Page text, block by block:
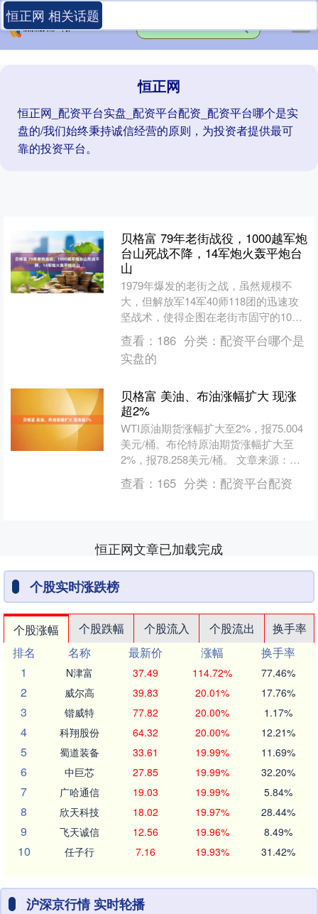
恒正网
恒正网_配资平台实盘_配资平台配资_配资平台哪个是实
盘的/我们始终秉持诚信经营的原则，为投资者提供最可
靠的投资平台。
恒正网 相关话题
贝格富 79年老街战役，1000越军炮
台山死战不降，14军炮火轰平炮台
山
1979年爆发的老街之战，虽然规模不
大，但解放军14军40师118团的迅速攻
坚战术，使得企图在老街市固守的1000
余名越军几乎全军覆没，这场战斗最终
成为越南军队....
查看： 186 分类： 配资平台哪个是
实盘的
贝格富 美油、布油涨幅扩大 现涨
超2%
WTI原油期货涨幅扩大至2%，报75.004
美元/桶。布伦特原油期货涨幅扩大至
2%，报78.258美元/桶。 文章来源：东
方财富Choice数据 责任编辑：98....
查看： 165 分类： 配资平台配资
恒正网文章已加载完成
个股实时涨跌榜
个股涨幅 个股跌幅 个股流入 个股流出
换手率
排名
名称 最新价 涨幅
换手率
1
N津富 37.49 114.72% 77.46%
2 威尔高 39.83 20.01% 17.76%
3 锴威特 77.82 20.00% 1.17%
4 科翔股份 64.32 20.00% 12.21%
5 蜀道装备 33.61 19.99% 11.69%
6 中巨芯 27.85 19.99% 32.20%
7 广哈通信 19.03 19.99% 5.84%
8 欣天科技 18.02 19.97% 28.44%
9 飞天诚信 12.56 19.96% 8.49%
10 任子行 7.16 19.93% 31.42%
沪深京行情 实时轮播